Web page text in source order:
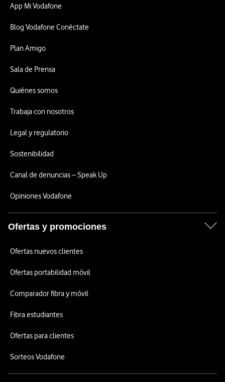
App Mi Vodafone
Blog Vodafone Conéctate
Plan Amigo
Sala de Prensa
Quiénes somos
Trabaja con nosotros
Legal y regulatorio
Sostenibilidad
Canal de denuncias – Speak Up
Opiniones Vodafone
Ofertas y promociones
Ofertas nuevos clientes
Ofertas portabilidad móvil
Comparador fibra y móvil
Fibra estudiantes
Ofertas para clientes
Sorteos Vodafone